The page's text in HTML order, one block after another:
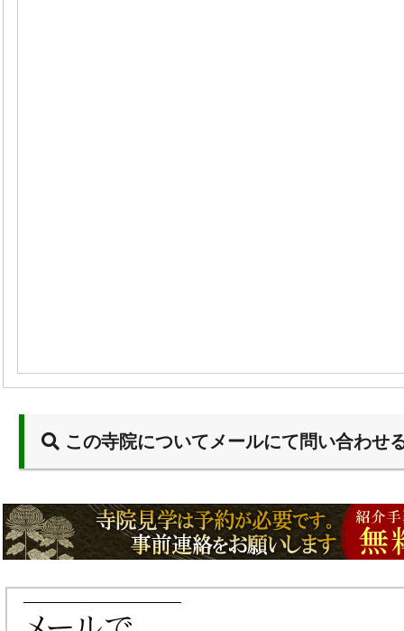
この寺院についてメールにて問い合わせ